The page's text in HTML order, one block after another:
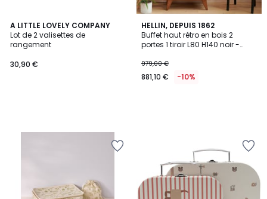
A LITTLE LOVELY COMPANY
Lot de 2 valisettes de
rangement
30,90 €
HELLIN, DEPUIS 1862
Buffet haut rétro en bois 2
portes 1 tiroir L80 H140 noir -
979,00 €
881,10 € -10%